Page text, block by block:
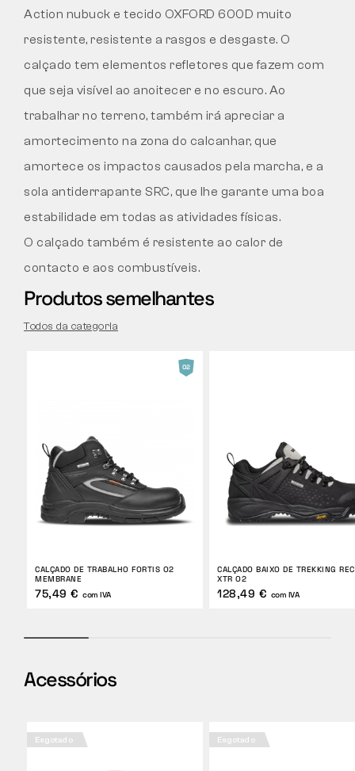
Action nubuck e tecido OXFORD 600D muito
resistente, resistente a rasgos e desgaste. O
calçado tem elementos refletores que fazem com
que seja visível ao anoitecer e no escuro. Ao
trabalhar no terreno, também irá apreciar a
amortecimento na zona do calcanhar, que
amortece os impactos causados pela marcha, e a
sola antiderrapante SRC, que lhe garante uma boa
estabilidade em todas as atividades físicas.
O calçado também é resistente ao calor de
contacto e aos combustíveis.
Produtos semelhantes
Todos da categoria
CALÇADO DE TRABALHO FORTIS O2
MEMBRANE
75,49 € com IVA
CALÇADO BAIXO DE TREKKING
XTR O2
128,49 € com IVA
Acessórios
Esgotado Esgotado